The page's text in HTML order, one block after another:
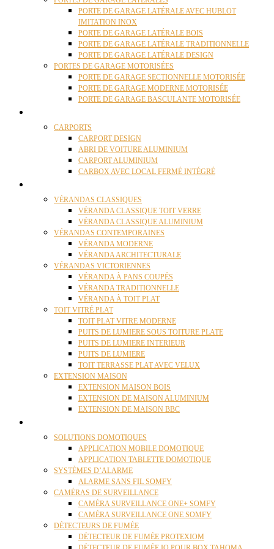
PORTE DE GARAGE LATÉRALE AVEC HUBLOT
IMITATION INOX
PORTE DE GARAGE LATÉRALE BOIS
PORTE DE GARAGE LATÉRALE TRADITIONNELLE
PORTE DE GARAGE LATÉRALE DESIGN
PORTES DE GARAGE MOTORISÉES
PORTE DE GARAGE SECTIONNELLE MOTORISÉE
PORTE DE GARAGE MODERNE MOTORISÉE
PORTE DE GARAGE BASCULANTE MOTORISÉE
CARPORTS
CARPORT DESIGN
ABRI DE VOITURE ALUMINIUM
CARPORT ALUMINIUM
CARBOX AVEC LOCAL FERMÉ INTÉGRÉ
VÉRANDAS CLASSIQUES
VÉRANDA CLASSIQUE TOIT VERRE
VÉRANDA CLASSIQUE ALUMINIUM
VÉRANDAS CONTEMPORAINES
VÉRANDA MODERNE
VÉRANDA ARCHITECTURALE
VÉRANDAS VICTORIENNES
VÉRANDA À PANS COUPÉS
VÉRANDA TRADITIONNELLE
VÉRANDA À TOIT PLAT
TOIT VITRÉ PLAT
TOIT PLAT VITRE MODERNE
PUITS DE LUMIERE SOUS TOITURE PLATE
PUITS DE LUMIERE INTERIEUR
PUITS DE LUMIERE
TOIT TERRASSE PLAT AVEC VELUX
EXTENSION MAISON
EXTENSION MAISON BOIS
EXTENSION DE MAISON ALUMINIUM
EXTENSION DE MAISON BBC
SOLUTIONS DOMOTIQUES
APPLICATION MOBILE DOMOTIQUE
APPLICATION TABLETTE DOMOTIQUE
SYSTÈMES D’ALARME
ALARME SANS FIL SOMFY
CAMÉRAS DE SURVEILLANCE
CAMÉRA SURVEILLANCE ONE+ SOMFY
CAMÉRA SURVEILLANCE ONE SOMFY
DÉTECTEURS DE FUMÉE
DÉTECTEUR DE FUMÉE PROTEXIOM